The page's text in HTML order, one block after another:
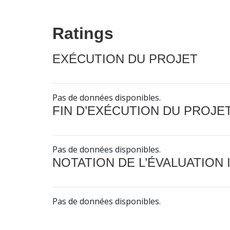
Ratings
EXÉCUTION DU PROJET
Pas de données disponibles.
FIN D’EXÉCUTION DU
Pas de données disponibles.
NOTATION DE
Pas de données disponibles.